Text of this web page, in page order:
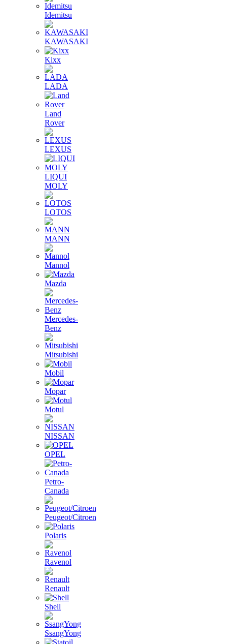
Idemitsu
KAWASAKI
Kixx
LADA
Land
Rover
LEXUS
LIQUI
MOLY
LOTOS
MANN
Mannol
Mazda
Mercedes-
Benz
Mitsubishi
Mobil
Mopar
Motul
NISSAN
OPEL
Petro-
Canada
Peugeot/Citroen
Polaris
Ravenol
Renault
Shell
SsangYong